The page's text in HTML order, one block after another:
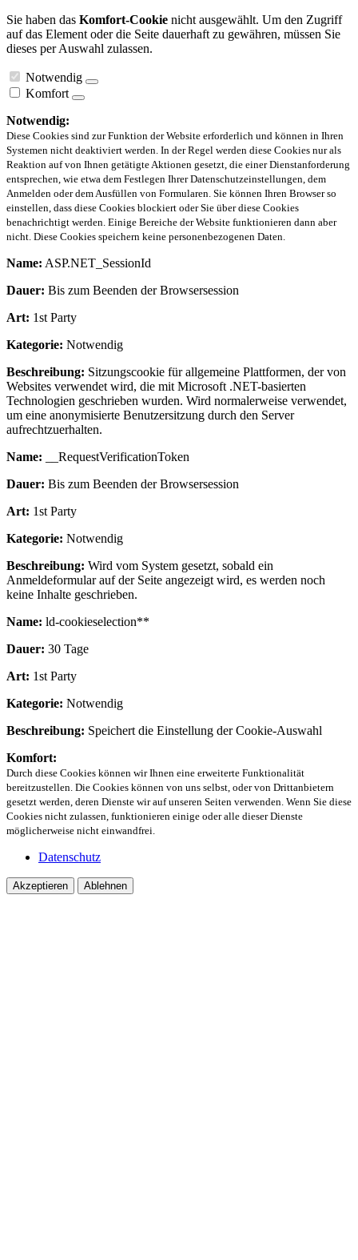
Sie haben das Komfort-Cookie nicht ausgewählt. Um den Zugriff
auf das Element oder die Seite dauerhaft zu gewähren, müssen Sie
dieses per Auswahl zulassen.
Notwendig
Komfort
Notwendig:
Diese Cookies sind zur Funktion der Website erforderlich und können in Ihren
Systemen nicht deaktiviert werden. In der Regel werden diese Cookies nur als
Reaktion auf von Ihnen getätigte Aktionen gesetzt, die einer Dienstanforderung
entsprechen, wie etwa dem Festlegen Ihrer Datenschutzeinstellungen, dem
Anmelden oder dem Ausfüllen von Formularen. Sie können Ihren Browser so
einstellen, dass diese Cookies blockiert oder Sie über diese Cookies
benachrichtigt werden. Einige Bereiche der Website funktionieren dann aber
nicht. Diese Cookies speichern keine personenbezogenen Daten.
Name: ASP.NET_SessionId
Dauer: Bis zum Beenden der Browsersession
Art: 1st Party
Kategorie: Notwendig
Beschreibung: Sitzungscookie für allgemeine Plattformen, der von
Websites verwendet wird, die mit Microsoft .NET-basierten
Technologien geschrieben wurden. Wird normalerweise verwendet,
um eine anonymisierte Benutzersitzung durch den Server
aufrechtzuerhalten.
Name: __RequestVerificationToken
Dauer: Bis zum Beenden der Browsersession
Art: 1st Party
Kategorie: Notwendig
Beschreibung: Wird vom System gesetzt, sobald ein
Anmeldeformular auf der Seite angezeigt wird, es werden noch
keine Inhalte geschrieben.
Name: ld-cookieselection**
Dauer: 30 Tage
Art: 1st Party
Kategorie: Notwendig
Beschreibung: Speichert die Einstellung der Cookie-Auswahl
Komfort:
Durch diese Cookies können wir Ihnen eine erweiterte Funktionalität
bereitzustellen. Die Cookies können von uns selbst, oder von Drittanbietern
gesetzt werden, deren Dienste wir auf unseren Seiten verwenden. Wenn Sie diese
Cookies nicht zulassen, funktionieren einige oder alle dieser Dienste
möglicherweise nicht einwandfrei.
Datenschutz
Akzeptieren Ablehnen